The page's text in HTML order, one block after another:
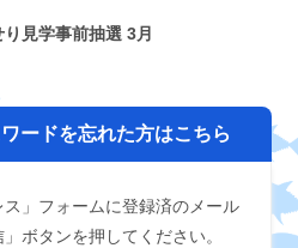
見学事前抽選 3月
ードを忘れた方はこちら
」フォームに登録済のメール
ボタンを押してください。